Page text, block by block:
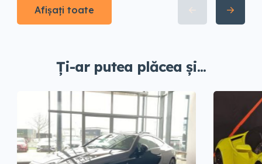
Afișați toate
Ți-ar putea plăcea și...